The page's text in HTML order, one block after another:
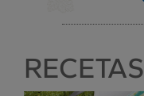
RECETAS